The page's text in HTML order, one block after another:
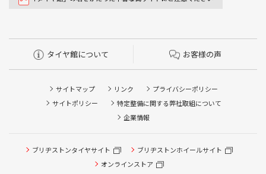
タイヤ館について お客様の声
サイトマップ リンク
プライバシーポリシー
サイトポリシー
特定整備に関する弊社取組について
企業情報
ブリヂストンタイヤサイト
ブリヂストンホイールサイト
オンラインストア
タイヤ点検・安全点検/タイヤ履き替え/オイル交換/その他
ピット作業の予約